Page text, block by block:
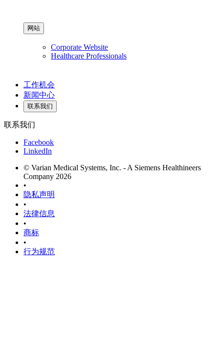
网站
Corporate Website
Healthcare Professionals
工作机会
新闻中心
联系我们
联系我们
Facebook
LinkedIn
© Varian Medical Systems, Inc. - A Siemens Healthineers
Company 2026
•
隐私声明
•
法律信息
•
商标
•
行为规范